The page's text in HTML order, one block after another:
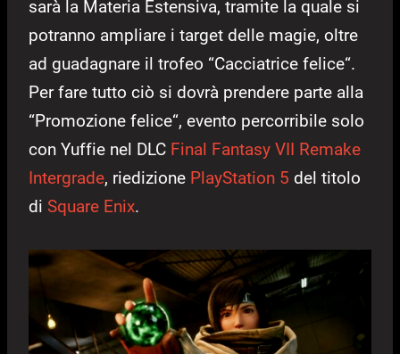
sarà la Materia Estensiva, tramite la quale si
potranno ampliare i target delle magie, oltre
ad guadagnare il trofeo “Cacciatrice felice“.
Per fare tutto ciò si dovrà prendere parte alla
“Promozione felice“, evento percorribile solo
con Yuffie nel DLC Final Fantasy VII Remake
Intergrade, riedizione PlayStation 5 del titolo
di Square Enix.